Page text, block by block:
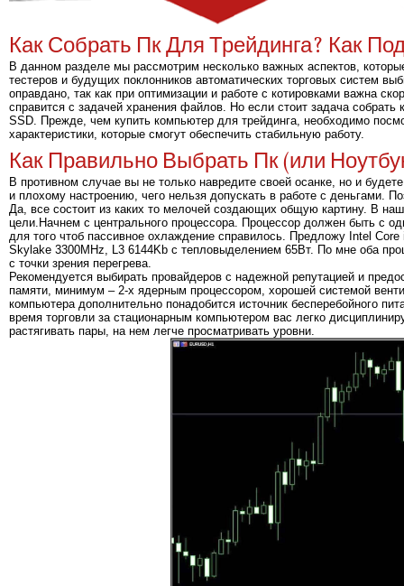
Как Собрать Пк Для Трейдинга? Как
В данном разделе мы рассмотрим несколько важных аспектов,
тестеров и будущих поклонников автоматических торговых систем
оправдано, так как при оптимизации и работе с котировками важна
справится с задачей хранения файлов. Но если стоит задача
SSD. Прежде, чем купить компьютер для трейдинга, необходимо
характеристики, которые смогут обеспечить стабильную работу.
Как Правильно Выбрать Пк (или
В противном случае вы не только навредите своей осанке, но и
и плохому настроению, чего нельзя допускать в работе с деньгами.
Да, все состоит из каких то мелочей создающих общую картину. В
цели.Начнем с центрального процессора. Процессор должен быть с
для того чтоб пассивное охлаждение справилось. Предложу Intel
Skylake 3300MHz, L3 6144Kb с тепловыделением 65Вт. По мне оба
с точки зрения перегрева.
Рекомендуется выбирать провайдеров с надежной репутацией и
памяти, минимум – 2-х ядерным процессором, хорошей системой
компьютера дополнительно понадобится источник бесперебойного
время торговли за стационарным компьютером вас легко
растягивать пары, на нем легче просматривать уровни.